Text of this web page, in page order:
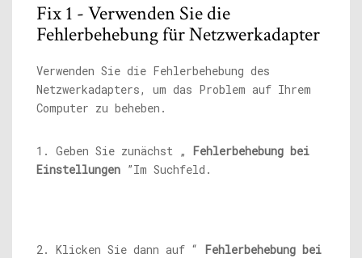
Fix 1 - Verwenden Sie die
Fehlerbehebung für Netzwerkadapter
Verwenden Sie die Fehlerbehebung des
Netzwerkadapters, um das Problem auf Ihrem
Computer zu beheben.
1. Geben Sie zunächst „ Fehlerbehebung bei
Einstellungen ”Im Suchfeld.
2. Klicken Sie dann auf “ Fehlerbehebung bei